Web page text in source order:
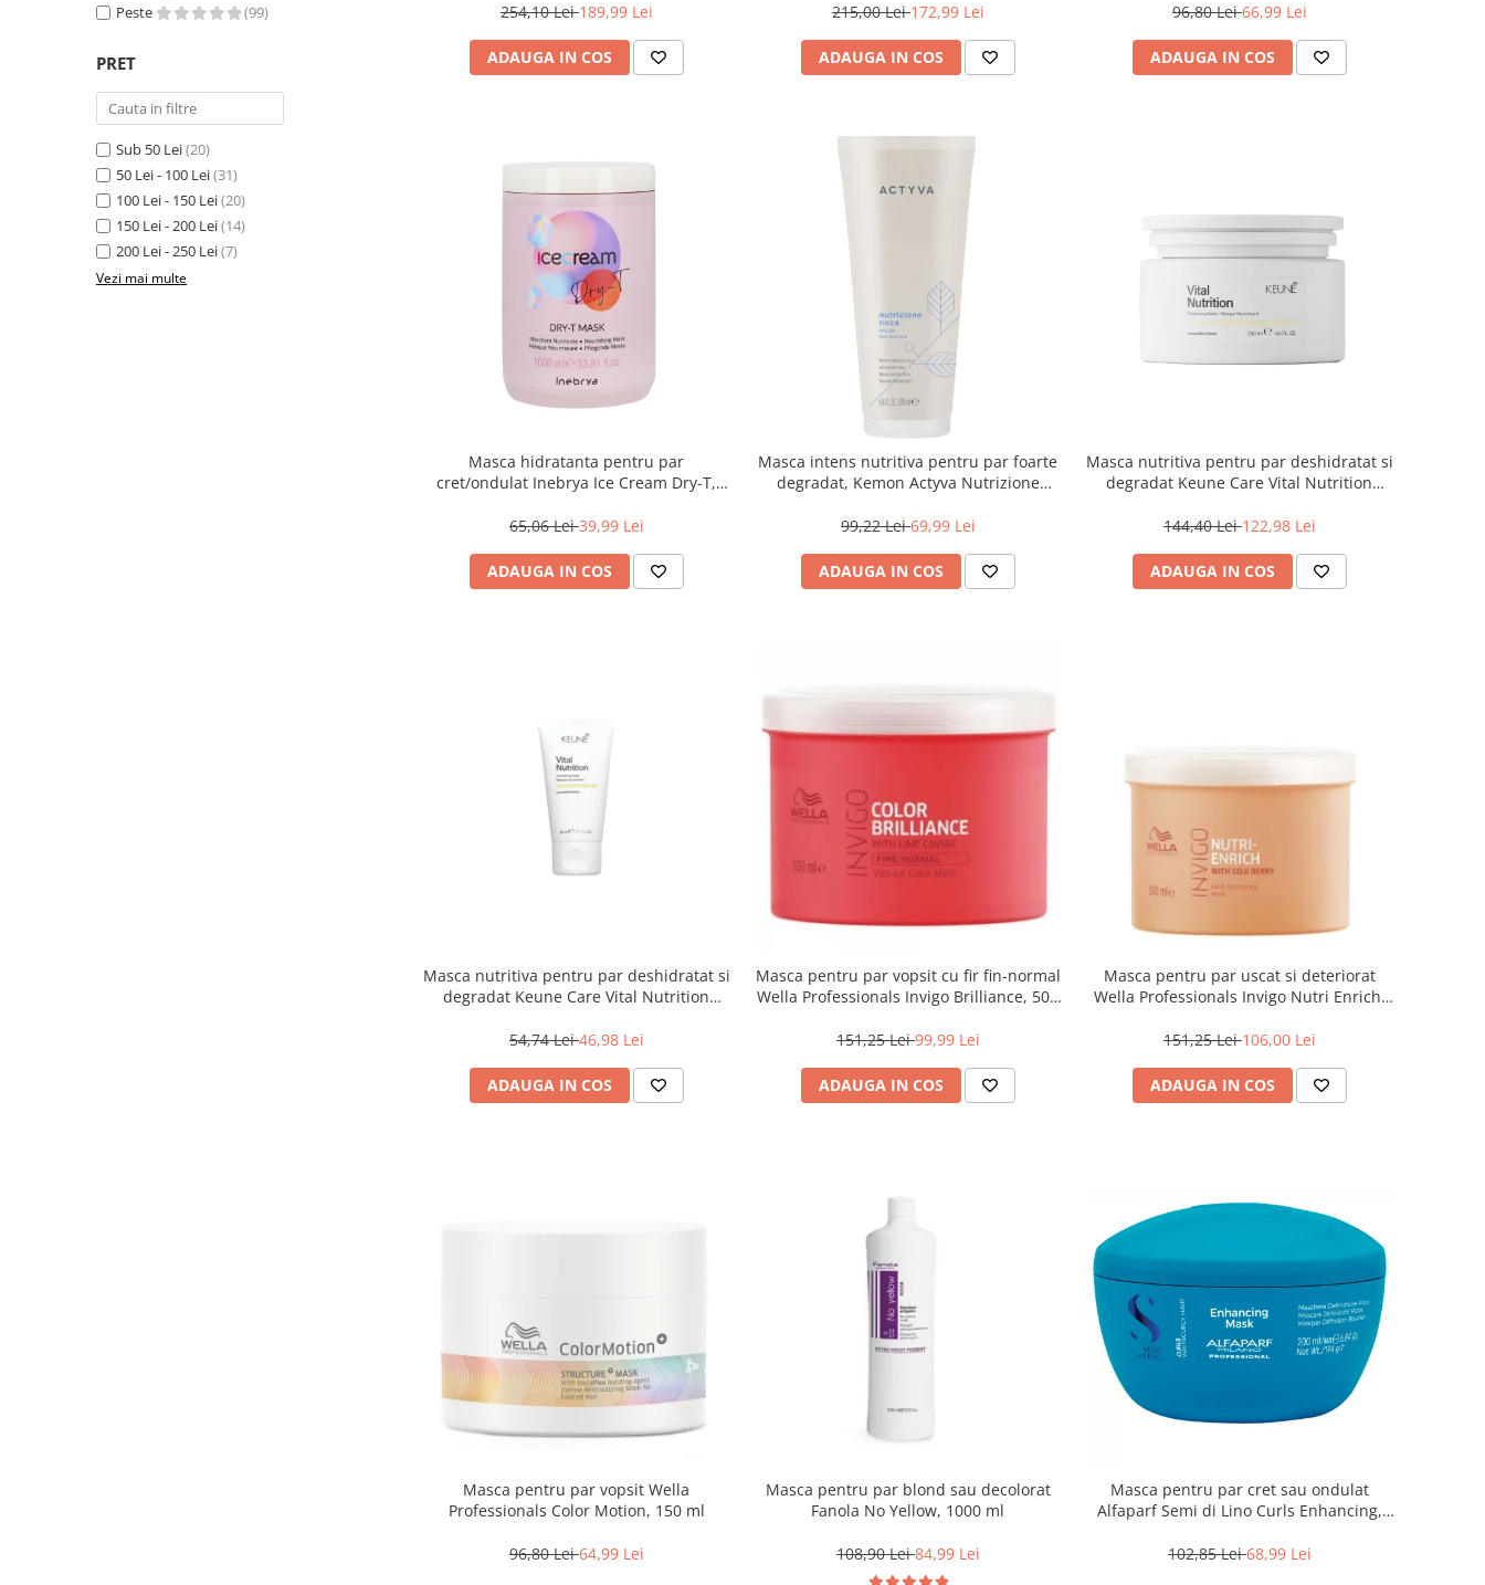
Peste
(99)
PRET
Sub 50 Lei(20)
50 Lei - 100 Lei(31)
100 Lei - 150 Lei(20)
150 Lei - 200 Lei(14)
200 Lei - 250 Lei(7)
Vezi mai multe
254,10 Lei189,99 Lei
ADAUGA IN COS
215,00 Lei172,99 Lei
ADAUGA IN COS
96,80 Lei66,99 Lei
ADAUGA IN COS
Masca hidratanta pentru par
cret/ondulat Inebrya Ice Cream Dry-T,
65,06 Lei39,99 Lei
ADAUGA IN COS
Masca intens nutritiva pentru par foarte
degradat, Kemon Actyva Nutrizione
99,22 Lei69,99 Lei
ADAUGA IN COS
Masca nutritiva pentru par deshidratat si
degradat Keune Care Vital Nutrition
144,40 Lei122,98 Lei
ADAUGA IN COS
Masca nutritiva pentru par deshidratat si
degradat Keune Care Vital Nutrition
54,74 Lei46,98 Lei
ADAUGA IN COS
Masca pentru par vopsit cu fir fin-normal
Wella Professionals Invigo Brilliance, 500
151,25 Lei99,99 Lei
ADAUGA IN COS
Masca pentru par uscat si deteriorat
Wella Professionals Invigo Nutri Enrich,
151,25 Lei106,00 Lei
ADAUGA IN COS
Masca pentru par vopsit Wella
Professionals Color Motion, 150 ml
96,80 Lei64,99 Lei
Masca pentru par blond sau decolorat
Fanola No Yellow, 1000 ml
108,90 Lei84,99 Lei
Masca pentru par cret sau ondulat
Alfaparf Semi di Lino Curls Enhancing,
102,85 Lei68,99 Lei